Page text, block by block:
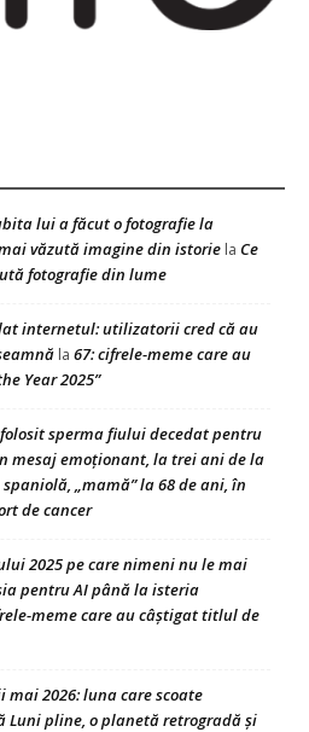
lui a făcut o fotografie la
văzută imagine din istorie la Ce
fotografie din lume
internetul: utilizatorii cred că au
la 67: cifrele-meme care au
Year 2025”
sperma fiului decedat pentru
mesaj emoționant, la trei ani de la
„mamă” la 68 de ani, în
de cancer
2025 pe care nimeni nu le mai
pentru AI până la isteria
meme care au câștigat titlul de
2026: luna care scoate
pline, o planetă retrogradă și